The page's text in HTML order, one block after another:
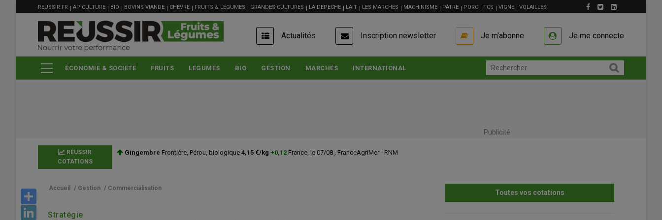
MENU
FILIÈRE
REUSSIR.FR APICULTURE BIO BOVINS VIANDE CHÈVRE FRUITS & LÉGUMES GRANDES CULTURES LA DEPECHE LAIT LES MARCHÉS MACHINISME PÂTRE PORC TCS VIGNE VOLAILLES
USER
ACCOUNT
MENU
Actualités Inscription newsletter Je m'abonne Je me connecte
ÉCONOMIE & SOCIÉTÉ FRUITS LÉGUMES BIO GESTION MARCHÉS INTERNATIONAL
Publicité
RÉUSSIR
COTATIONS
GingembreFrontière, Pérou, biologique4,15 €/kg+0,12 France, le 07/08 , FranceAgriMer - RNM
LinkedIn
Accueil / Gestion / Commercialisation
Stratégie
Toutes vos cotations